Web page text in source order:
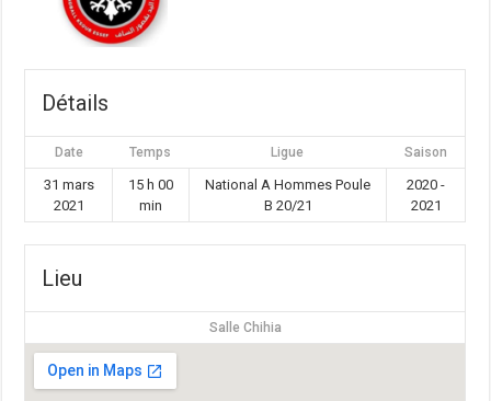
Détails
Date Temps Ligue Saison
31 mars
2021
15 h 00
min
National A Hommes Poule
B 20/21
2020 -
2021
Lieu
Salle Chihia